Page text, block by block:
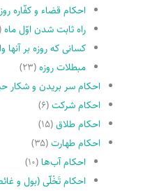
احکام قضاء و کفّاره
راه ثابت شدن اوّل ماه
کسانى که روزه بر
مبطلات روزه(۲۳)
احکام سر بریدن و شکار
احکام شرکت(۶)
احکام طلاق(۱۵)
احکام طهارت(۳۵)
احکام آب‌ها(۱۰)
احکام تَخْلّى (بول و